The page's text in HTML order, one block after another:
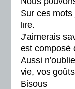
Sur ces mots
lire.
J’aimerais
est composé
Aussi
vie, vos
Bisous